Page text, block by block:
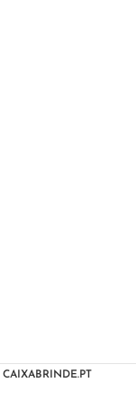
CAIXABRINDE.PT